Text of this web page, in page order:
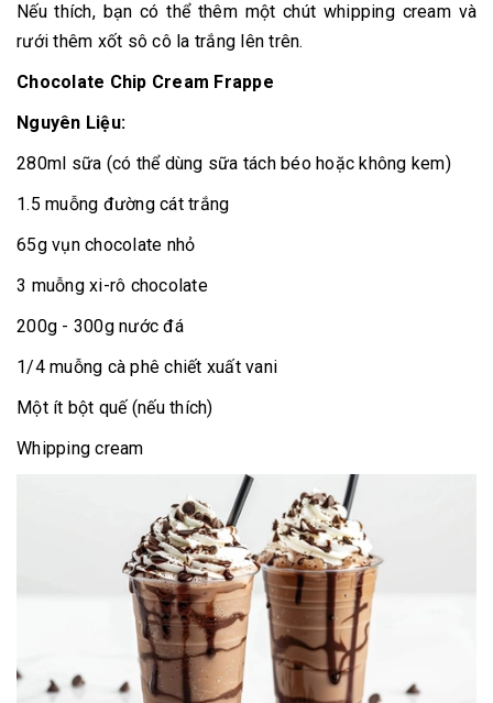
Nếu thích, bạn có thể thêm một chút whipping cream và
rưới thêm xốt sô cô la trắng lên trên.
Chocolate Chip Cream Frappe
Nguyên Liệu:
280ml sữa (có thể dùng sữa tách béo hoặc không kem)
1.5 muỗng đường cát trắng
65g vụn chocolate nhỏ
3 muỗng xi-rô chocolate
200g - 300g nước đá
1/4 muỗng cà phê chiết xuất vani
Một ít bột quế (nếu thích)
Whipping cream